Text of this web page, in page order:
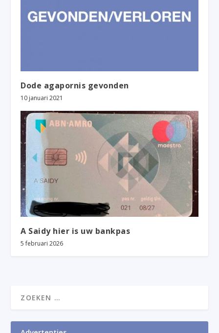
Dode agapornis gevonden
10 januari 2021
A Saidy hier is uw bankpas
5 februari 2026